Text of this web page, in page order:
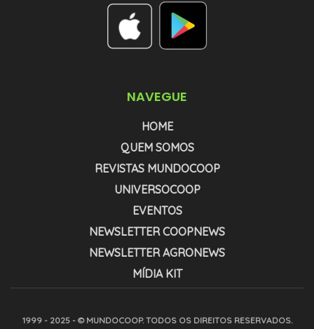
NAVEGUE
HOME
QUEM SOMOS
REVISTAS MUNDOCOOP
UNIVERSOCOOP
EVENTOS
NEWSLETTER COOPNEWS
NEWSLETTER AGRONEWS
MÍDIA KIT
1999 - 2025 - © MUNDOCOOP. TODOS OS DIREITOS RESERVADOS.